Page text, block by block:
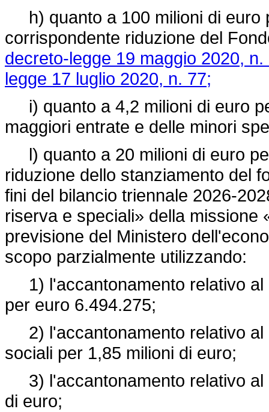
h) quanto a 100 milioni di euro
corrispondente riduzione del
decreto-legge 19 maggio 2020, n.
legge 17 luglio 2020, n. 77;
i) quanto a 4,2 milioni di euro
maggiori entrate e delle minori
l) quanto a 20 milioni di euro
riduzione dello stanziamento del
fini del bilancio triennale 2026-
riserva e speciali» della missione
previsione del Ministero
scopo parzialmente utilizzando:
1) l'accantonamento relativo al
per euro 6.494.275;
2) l'accantonamento relativo al
sociali per 1,85 milioni di euro;
3) l'accantonamento relativo al
di euro;